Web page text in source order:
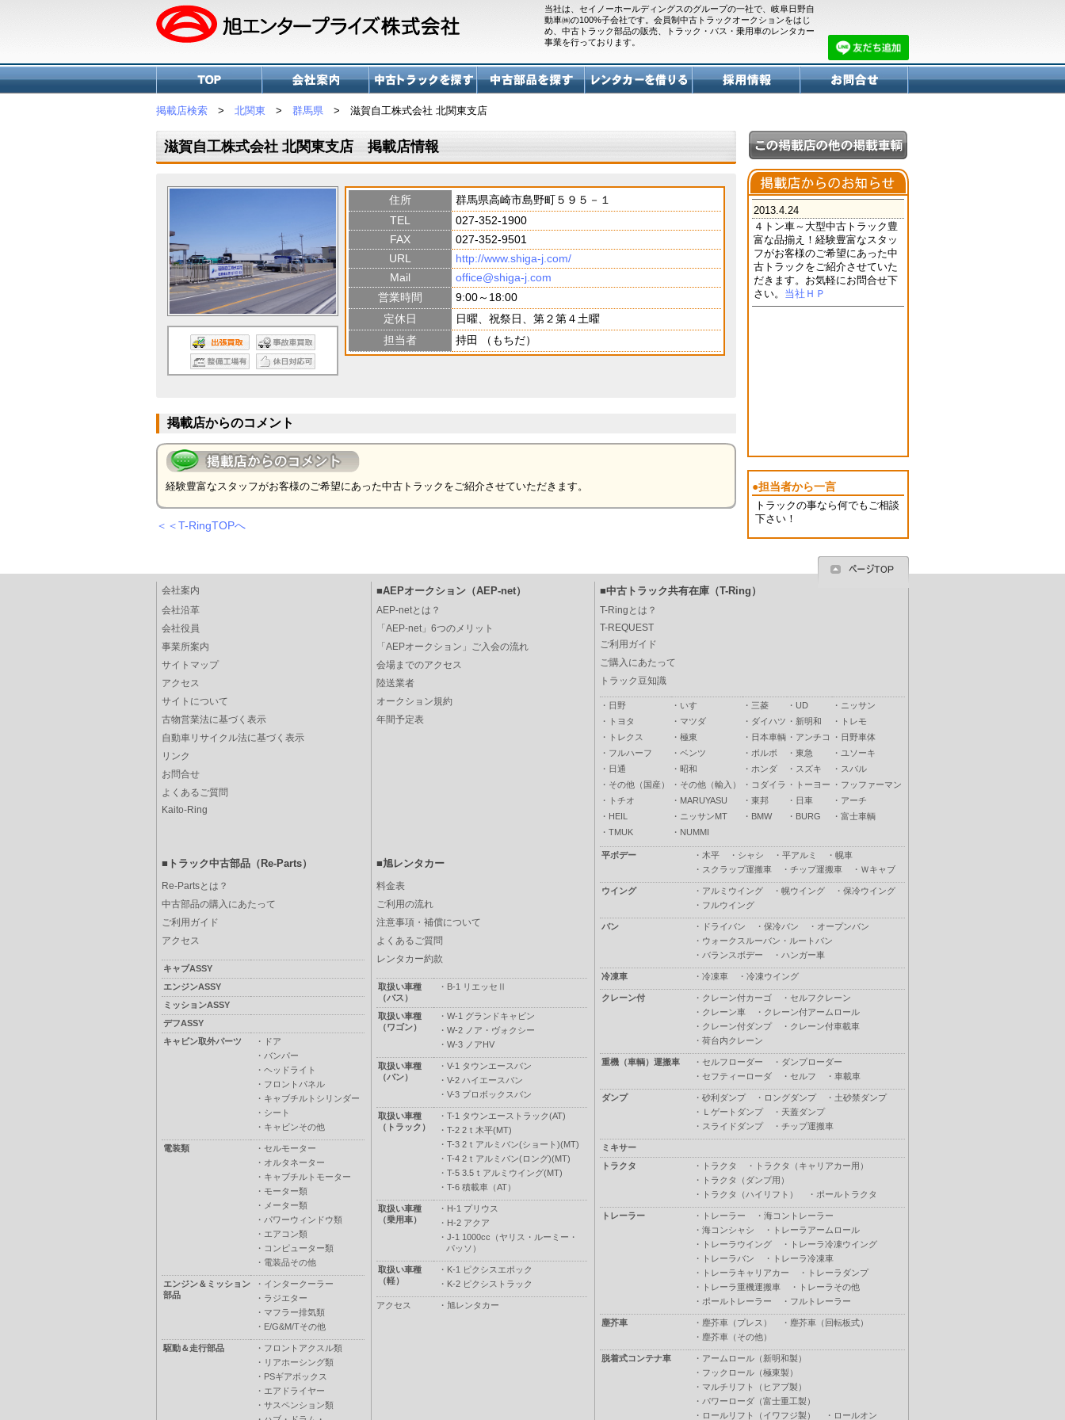
当社は、セイノーホールディングスのグループの一社で、岐阜日野自
動車㈱の100%子会社です。会員制中古トラックオークションをはじ
め、中古トラック部品の販売、トラック・バス・乗用車のレンタカー
事業を行っております。
掲載店検索 > 北関東 > 群馬県 > 滋賀自工株式会社 北関東支店
滋賀自工株式会社 北関東支店 掲載店情報
住所
群馬県高崎市島野町５９５－１
TEL
027-352-1900
FAX
027-352-9501
URL
http://www.shiga-j.com/
Mail
office@shiga-j.com
営業時間
9:00～18:00
定休日
日曜、祝祭日、第２第４土曜
担当者
持田 （もちだ）
掲載店からのコメント
経験豊富なスタッフがお客様のご希望にあった中古トラックをご紹介させていただきます。
＜＜T-RingTOPへ
2013.4.24
４トン車～大型中古トラック豊
富な品揃え！経験豊富なスタッ
フがお客様のご希望にあった中
古トラックをご紹介させていた
だきます。お気軽にお問合せ下
さい。 当社ＨＰ
●担当者から一言
トラックの事なら何でもご相談
下さい！
会社案内 ■AEPオークション（AEP-net） ■中古トラック共有在庫（T-Ring）
会社沿革
会社役員
事業所案内
サイトマップ
アクセス
サイトについて
古物営業法に基づく表示
自動車リサイクル法に基づく表示
リンク
お問合せ
よくあるご質問
Kaito-Ring
AEP-netとは？
「AEP-net」6つのメリット
「AEPオークション」ご入会の流れ
会場までのアクセス
陸送業者
オークション規約
年間予定表
T-Ringとは？
T-REQUEST
ご利用ガイド
ご購入にあたって
トラック豆知識
・ 日野 ・ いすゞ ・ 三菱 ・ UD ・ ニッサン
・
トヨタ ・ マツダ ・ ダイハツ ・ 新明和 ・
トレモ
・
トレクス ・ 極東 ・ 日本車輌 ・ アンチコ ・ 日野車体
・ フルハーフ ・ ベンツ ・ ボルボ ・ 東急 ・ ユソーキ
・ 日通 ・ 昭和 ・ ホンダ ・ スズキ ・ スバル
・ その他（国産） ・ その他（輸入） ・ コダイラ ・ トーヨー ・ フッファーマン
・
トチオ ・ MARUYASU ・ 東邦 ・ 日車 ・ アーチ
・ HEIL ・ ニッサンMT ・ BMW ・ BURG ・ 富士車輌
・ TMUK ・ NUMMI
平ボデー ・ 木平 ・ シャシ ・ 平アルミ ・ 幌車
・ スクラップ運搬車 ・ チップ運搬車 ・ Ｗキャブ
ウイング ・ アルミウイング ・ 幌ウイング ・ 保冷ウイング
・ フルウイング
バン ・ ドライバン ・ 保冷バン ・ オープンバン
・ ウォークスルーバン・ルートバン
・ バランスボデー ・ ハンガー車
冷凍車 ・ 冷凍車 ・ 冷凍ウイング
クレーン付 ・ クレーン付カーゴ ・ セルフクレーン
・ クレーン車 ・ クレーン付アームロール
・ クレーン付ダンプ ・ クレーン付車載車
・ 荷台内クレーン
重機（車輌）運搬車 ・ セルフローダー ・ ダンプローダー
・ セフティーローダ ・ セルフ ・ 車載車
ダンプ ・ 砂利ダンプ ・ ロングダンプ ・ 土砂禁ダンプ
・ Ｌゲートダンプ ・ 天蓋ダンプ
・ スライドダンプ ・ チップ運搬車
ミキサー
トラクタ
・ トラクタ ・
トラクタ（キャリアカー用）
・
トラクタ（ダンプ用）
・
トラクタ（ハイリフト） ・ ポールトラクタ
トレーラー ・ トレーラー ・ 海コントレーラー
・ 海コンシャシ ・
トレーラアームロール
・
トレーラウイング ・
トレーラ冷凍ウイング
・
トレーラバン ・
トレーラ冷凍車
・
トレーラキャリアカー ・
トレーラダンプ
・
トレーラ重機運搬車 ・
トレーラその他
・ ポールトレーラー ・ フルトレーラー
塵芥車 ・ 塵芥車（プレス） ・ 塵芥車（回転板式）
・ 塵芥車（その他）
脱着式コンテナ車 ・ アームロール（新明和製）
・ フックロール（極東製）
・ マルチリフト（ヒアブ製）
・ パワーローダ（富士重工製）
・ ロールリフト（イワフジ製） ・ ロールオン
■トラック中古部品（Re-Parts） ■旭レンタカー
Re-Partsとは？
中古部品の購入にあたって
ご利用ガイド
アクセス
キャブASSY
エンジンASSY
ミッションASSY
デフASSY
キャビン取外パーツ
・
ドア
・ バンパー
・ ヘッドライト
・ フロントパネル
・ キャブチルトシリンダー
・ シート
・ キャビンその他
電装類 ・ セルモーター
・ オルタネーター
・ キャブチルトモーター
・ モーター類
・ メーター類
・ パワーウィンドウ類
・ エアコン類
・ コンピューター類
・ 電装品その他
エンジン＆ミッション
部品
・ インタークーラー
・ ラジエター
・ マフラー排気類
・ E/G&M/Tその他
駆動＆走行部品 ・ フロントアクスル類
・ リアホーシング類
・ PSギアボックス
・ エアドライヤー
・ サスペンション類
料金表
ご利用の流れ
注意事項・補償について
よくあるご質問
レンタカー約款
取扱い車種
（バス）
・ B-1 リエッセⅡ
取扱い車種
（ワゴン）
・ W-1 グランドキャビン
・ W-2 ノア・ヴォクシー
・ W-3 ノアHV
取扱い車種
（バン）
・ V-1 タウンエースバン
・ V-2 ハイエースバン
・ V-3 プロボックスバン
取扱い車種
（トラック）
・ T-1 タウンエーストラック(AT)
・ T-2 2ｔ木平(MT)
・ T-3 2ｔアルミバン(ショート)(MT)
・ T-4 2ｔアルミバン(ロング)(MT)
・ T-5 3.5ｔアルミウイング(MT)
・ T-6 積載車（AT）
取扱い車種
（乗用車）
・ H-1 プリウス
・ H-2 アクア
・ J-1 1000cc（ヤリス・ルーミー・
パッソ）
取扱い車種
（軽）
・ K-1 ピクシスエポック
・ K-2 ピクシストラック
アクセス ・ 旭レンタカー